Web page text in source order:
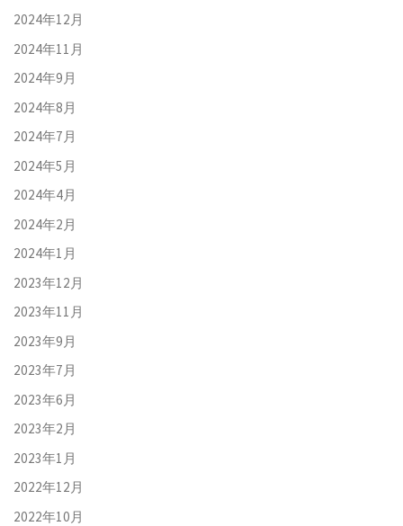
2024年12月
2024年11月
2024年9月
2024年8月
2024年7月
2024年5月
2024年4月
2024年2月
2024年1月
2023年12月
2023年11月
2023年9月
2023年7月
2023年6月
2023年2月
2023年1月
2022年12月
2022年10月